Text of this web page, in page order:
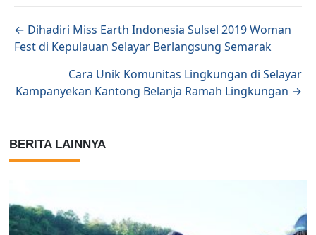
Posts navigation
← Dihadiri Miss Earth Indonesia Sulsel 2019 Woman
Fest di Kepulauan Selayar Berlangsung Semarak
Cara Unik Komunitas Lingkungan di Selayar
Kampanyekan Kantong Belanja Ramah Lingkungan →
BERITA LAINNYA